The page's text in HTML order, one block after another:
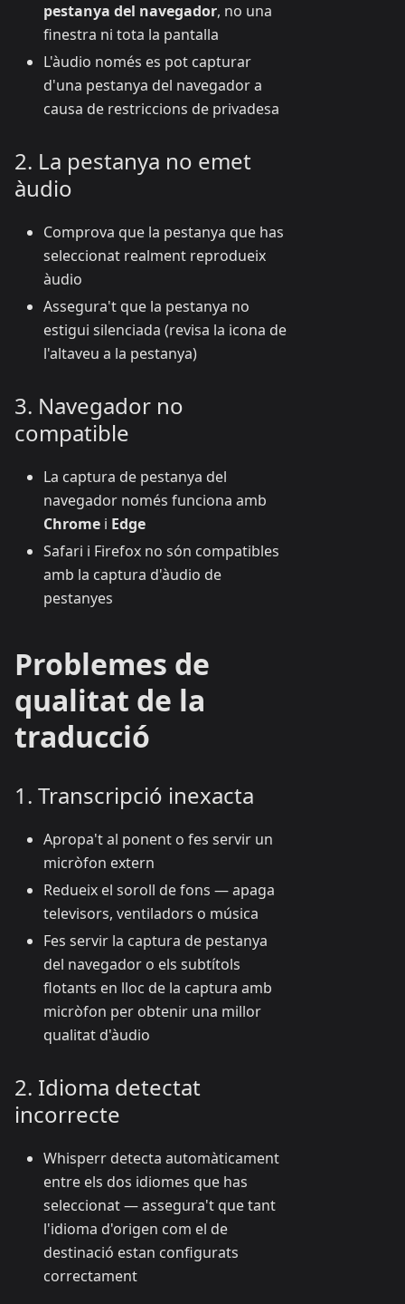
pestanya del navegador, no una
finestra ni tota la pantalla
L'àudio només es pot capturar
d'una pestanya del navegador a
causa de restriccions de privadesa
2. La pestanya no emet
àudio
Comprova que la pestanya que has
seleccionat realment reprodueix
àudio
Assegura't que la pestanya no
estigui silenciada (revisa la icona de
l'altaveu a la pestanya)
3. Navegador no
compatible
La captura de pestanya del
navegador només funciona amb
Chrome i Edge
Safari i Firefox no són compatibles
amb la captura d'àudio de
pestanyes
Problemes de
qualitat de la
traducció
1. Transcripció inexacta
Apropa't al ponent o fes servir un
micròfon extern
Redueix el soroll de fons — apaga
televisors, ventiladors o música
Fes servir la captura de pestanya
del navegador o els subtítols
flotants en lloc de la captura amb
micròfon per obtenir una millor
qualitat d'àudio
2. Idioma detectat
incorrecte
Whisperr detecta automàticament
entre els dos idiomes que has
seleccionat — assegura't que tant
l'idioma d'origen com el de
destinació estan configurats
correctament